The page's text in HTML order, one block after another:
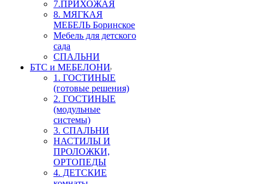
7.ПРИХОЖАЯ
8. МЯГКАЯ
МЕБЕЛЬ Боринское
Мебель для детского
сада
СПАЛЬНИ
БТС и МЕБЕЛОНИ
1. ГОСТИНЫЕ
(готовые решения)
2. ГОСТИНЫЕ
(модульные
системы)
3. СПАЛЬНИ
НАСТИЛЫ И
ПРОЛОЖКИ,
ОРТОПЕДЫ
4. ДЕТСКИЕ